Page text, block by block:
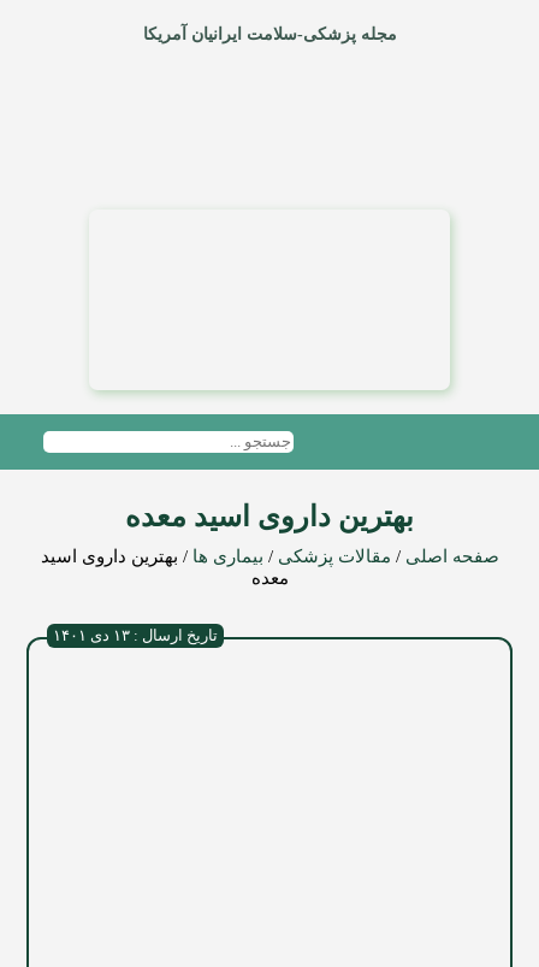
مجله پزشکی-سلامت ایرانیان آمریکا
بهترین داروی اسید معده
صفحه اصلی / مقالات پزشکی / بیماری ها / بهترین داروی اسید
معده
تاریخ ارسال : ۱۳ دی ۱۴۰۱